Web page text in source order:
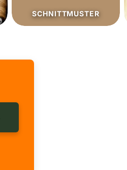
SALE%